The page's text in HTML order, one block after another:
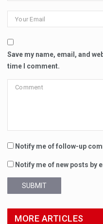
Save my name, email, and
time I comment.
Notify me of follow-up
Notify me of new posts by
SUBMIT
MORE ARTICLES